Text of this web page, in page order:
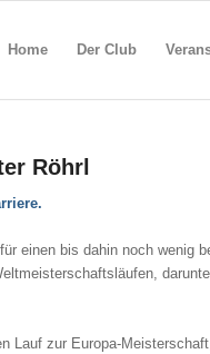
Home Der Club
Röhrl
einen bis dahin noch wenig
Lauf zur Europa-